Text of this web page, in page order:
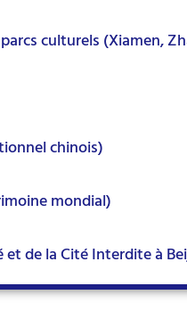
culturels (Xiamen,
chinois)
mondial)
et de la Cité Interdite à